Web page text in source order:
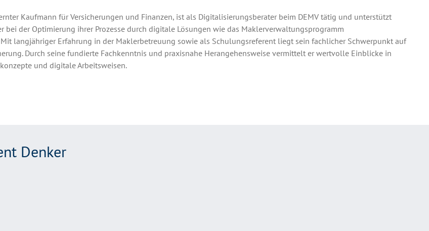
Kaufmann für Versicherungen und Finanzen, ist als Digitalisierungsberater beim DEMV tätig und unterstützt
bei der Optimierung ihrer Prozesse durch digitale Lösungen wie das Maklerverwaltungsprogramm
Mit langjähriger Erfahrung in der Maklerbetreuung sowie als Schulungsreferent liegt sein fachlicher Schwerpunkt auf
Durch seine fundierte Fachkenntnis und praxisnahe Herangehensweise vermittelt er wertvolle Einblicke in
und digitale Arbeitsweisen.
Denker